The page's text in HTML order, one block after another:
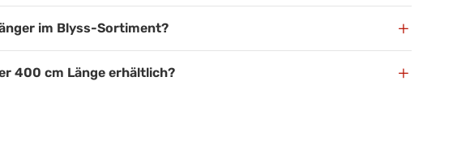
im Blyss-Sortiment? +
400 cm Länge erhältlich? +